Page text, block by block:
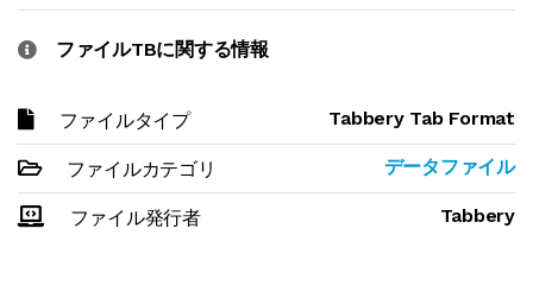
ファイルTBに関する情報
ファイルタイプ Tabbery Tab Format
ファイルカテゴリ データファイル
ファイル発行者 Tabbery